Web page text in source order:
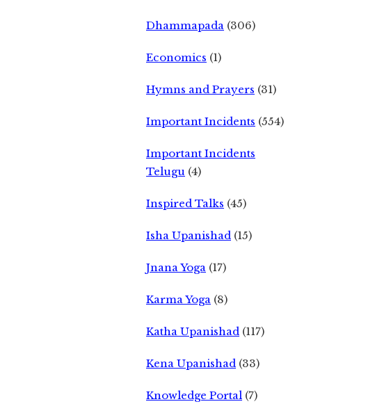
Dhammapada (306)
Economics (1)
Hymns and Prayers (31)
Important Incidents (554)
Important Incidents
Telugu (4)
Inspired Talks (45)
Isha Upanishad (15)
Jnana Yoga (17)
Karma Yoga (8)
Katha Upanishad (117)
Kena Upanishad (33)
Knowledge Portal (7)